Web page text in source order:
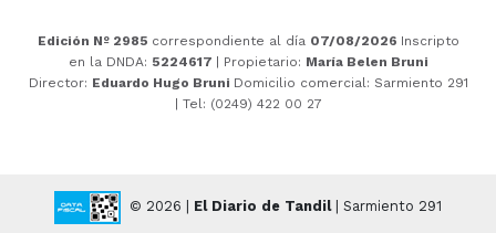
Edición Nº 2985 correspondiente al día 07/08/2026 Inscripto
en la DNDA: 5224617 | Propietario: María Belen Bruni
Director: Eduardo Hugo Bruni Domicilio comercial: Sarmiento 291
| Tel: (0249) 422 00 27
© 2026 | El Diario de Tandil| Sarmiento 291